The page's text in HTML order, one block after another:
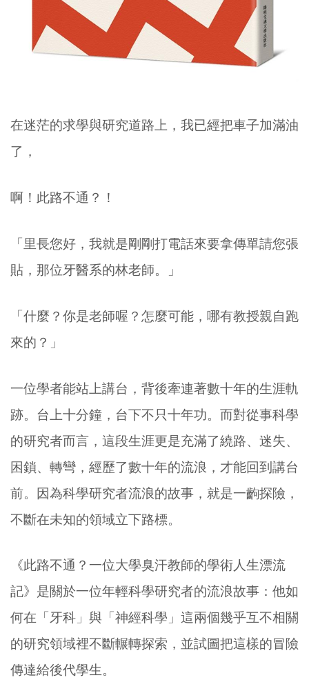
在迷茫的求學與研究道路上，我已經把車子加滿油
了，
啊！此路不通？！
「里長您好，我就是剛剛打電話來要拿傳單請您張
貼，那位牙醫系的林老師。」
「什麼？你是老師喔？怎麼可能，哪有教授親自跑
來的？」
一位學者能站上講台，背後牽連著數十年的生涯軌
跡。台上十分鐘，台下不只十年功。而對從事科學
的研究者而言，這段生涯更是充滿了繞路、迷失、
困鎖、轉彎，經歷了數十年的流浪，才能回到講台
前。因為科學研究者流浪的故事，就是一齣探險，
不斷在未知的領域立下路標。
《此路不通？一位大學臭汗教師的學術人生漂流
記》是關於一位年輕科學研究者的流浪故事：他如
何在「牙科」與「神經科學」這兩個幾乎互不相關
的研究領域裡不斷輾轉探索，並試圖把這樣的冒險
傳達給後代學生。